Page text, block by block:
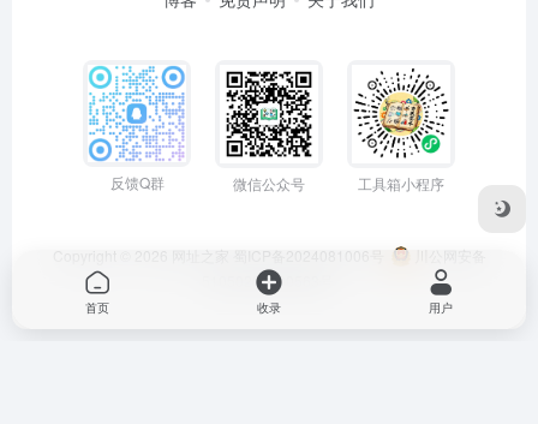
反馈Q群 微信公众号 工具箱小程序
Copyright © 2026 网址之家 蜀ICP备2024081006号
川公网安备
51050202000563号
首页 收录 用户